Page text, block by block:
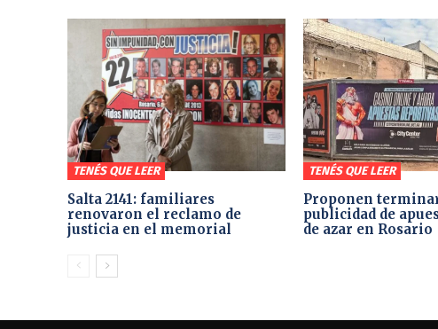
TENÉS QUE LEER
Salta 2141: familiares
renovaron el reclamo de
justicia en el memorial
TENÉS QUE LEER
Proponen
publicidad de
de azar en Rosario